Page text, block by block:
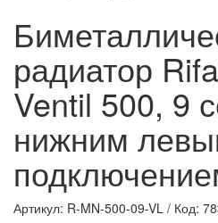
радиатор
Ventil 500, 9
нижним
Артикул: R-MN-500-09-VL / Код: